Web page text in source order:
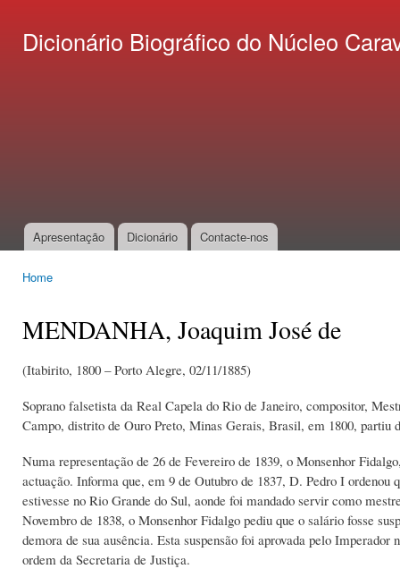
Dicionário Biográfico do Núcleo
Main menu
Apresentação Dicionário Contacte-nos
Home
MENDANHA, Joaquim José de
(Itabirito, 1800 – Porto Alegre, 02/11/1885)
Soprano falsetista da Real Capela do Rio de Janeiro, compositor,
Campo, distrito de Ouro Preto, Minas Gerais, Brasil, em 1800, partiu
Numa representação de 26 de Fevereiro de 1839, o Monsenhor
actuação. Informa que, em 9 de Outubro de 1837, D. Pedro I ordenou
estivesse no Rio Grande do Sul, aonde foi mandado servir como
Novembro de 1838, o Monsenhor Fidalgo pediu que o salário fosse
demora de sua ausência. Esta suspensão foi aprovada pelo
ordem da Secretaria de Justiça.